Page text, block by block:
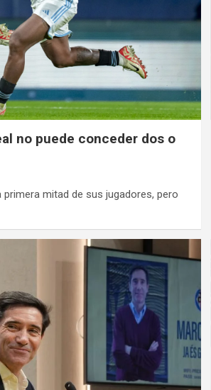
no puede conceder dos o
mitad de sus jugadores, pero